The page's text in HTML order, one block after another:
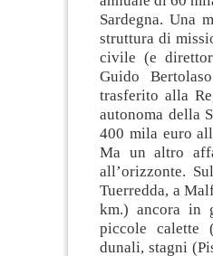
Sardegna. Una
struttura di
civile (e
Guido
trasferito alla
autonoma della
400 mila euro
Ma un altro
all’orizzonte.
Tuerredda, a
km.) ancora in
piccole calette
dunali, stagni